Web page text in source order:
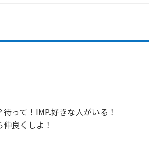
って！IMP.好きな人がいる！
良くしよ！